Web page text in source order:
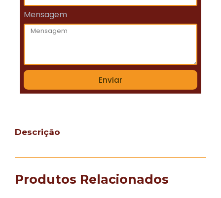
Mensagem
Enviar
Descrição
Produtos Relacionados